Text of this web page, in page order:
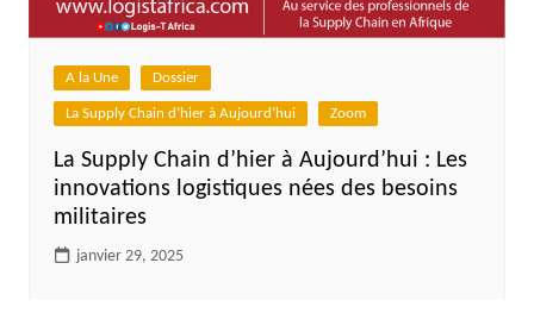
A la Une Dossier
La Supply Chain d’hier à Aujourd’hui Zoom
La Supply Chain d’hier à Aujourd’hui : Les
innovations logistiques nées des besoins
militaires
janvier 29, 2025